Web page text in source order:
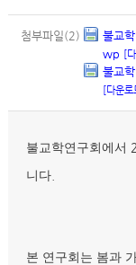
첨부파일(2)
불교
wp [
불교
[다운
불교학연구회에서
니다
본 연구회는 봄과